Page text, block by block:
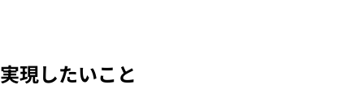
実現したいこと